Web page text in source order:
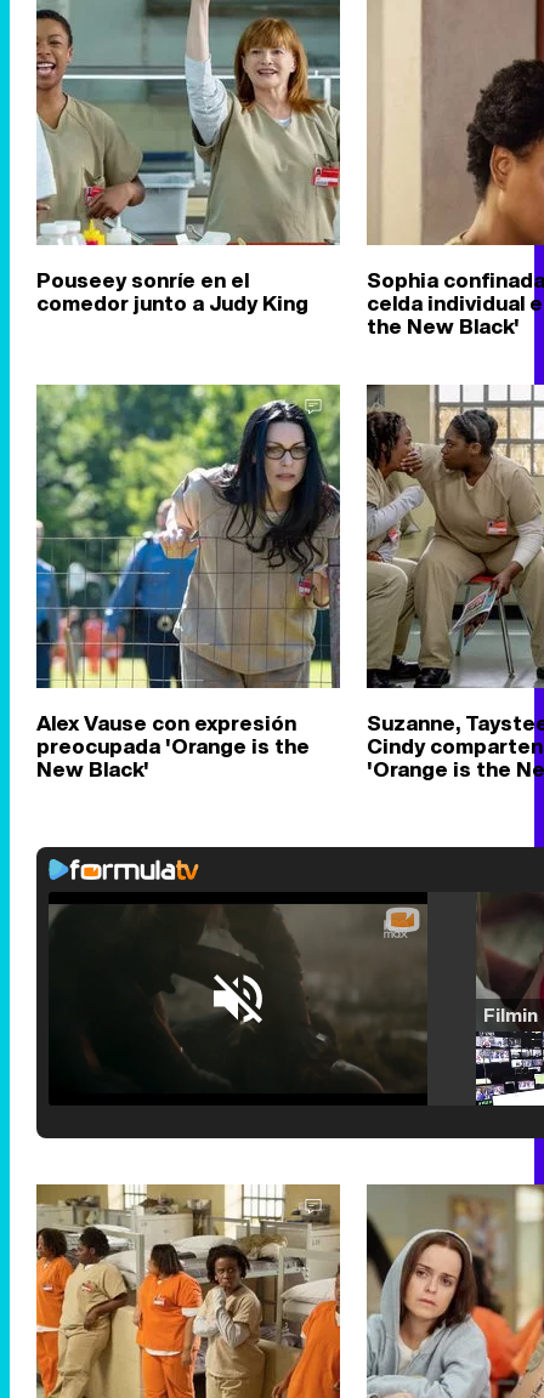
Pouseey sonríe en el
comedor junto a Judy King
Sophia
celda individual
the New Black'
Alex Vause con expresión
preocupada 'Orange is the
New Black'
Suzanne,
Cindy
'Orange is the